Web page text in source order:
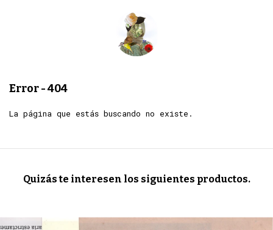
Error - 404
La página que estás buscando no existe.
Quizás te interesen los siguientes productos.